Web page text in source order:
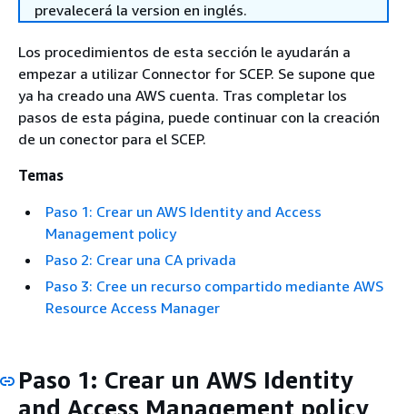
prevalecerá la version en inglés.
Los procedimientos de esta sección le ayudarán a
empezar a utilizar Connector for SCEP. Se supone que
ya ha creado una AWS cuenta. Tras completar los
pasos de esta página, puede continuar con la creación
de un conector para el SCEP.
Temas
Paso 1: Crear un AWS Identity and Access
Management policy
Paso 2: Crear una CA privada
Paso 3: Cree un recurso compartido mediante AWS
Resource Access Manager
Paso 1: Crear un AWS Identity
and Access Management policy